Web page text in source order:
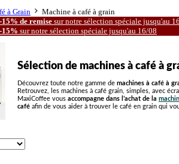
à Grain
Machine à café à grain
-15% de remise sur notre sélection spéciale jusqu'au
-15% sur notre sélection spéciale jusqu'au 16/08
Sélection de machines à café à
Découvrez toute notre gamme de machines à café à
Retrouvez, les machines à café grain, simples, avec
MaxiCoffee vous accompagne dans l’achat de la
café afin de vous aider à trouver le café en grain qui